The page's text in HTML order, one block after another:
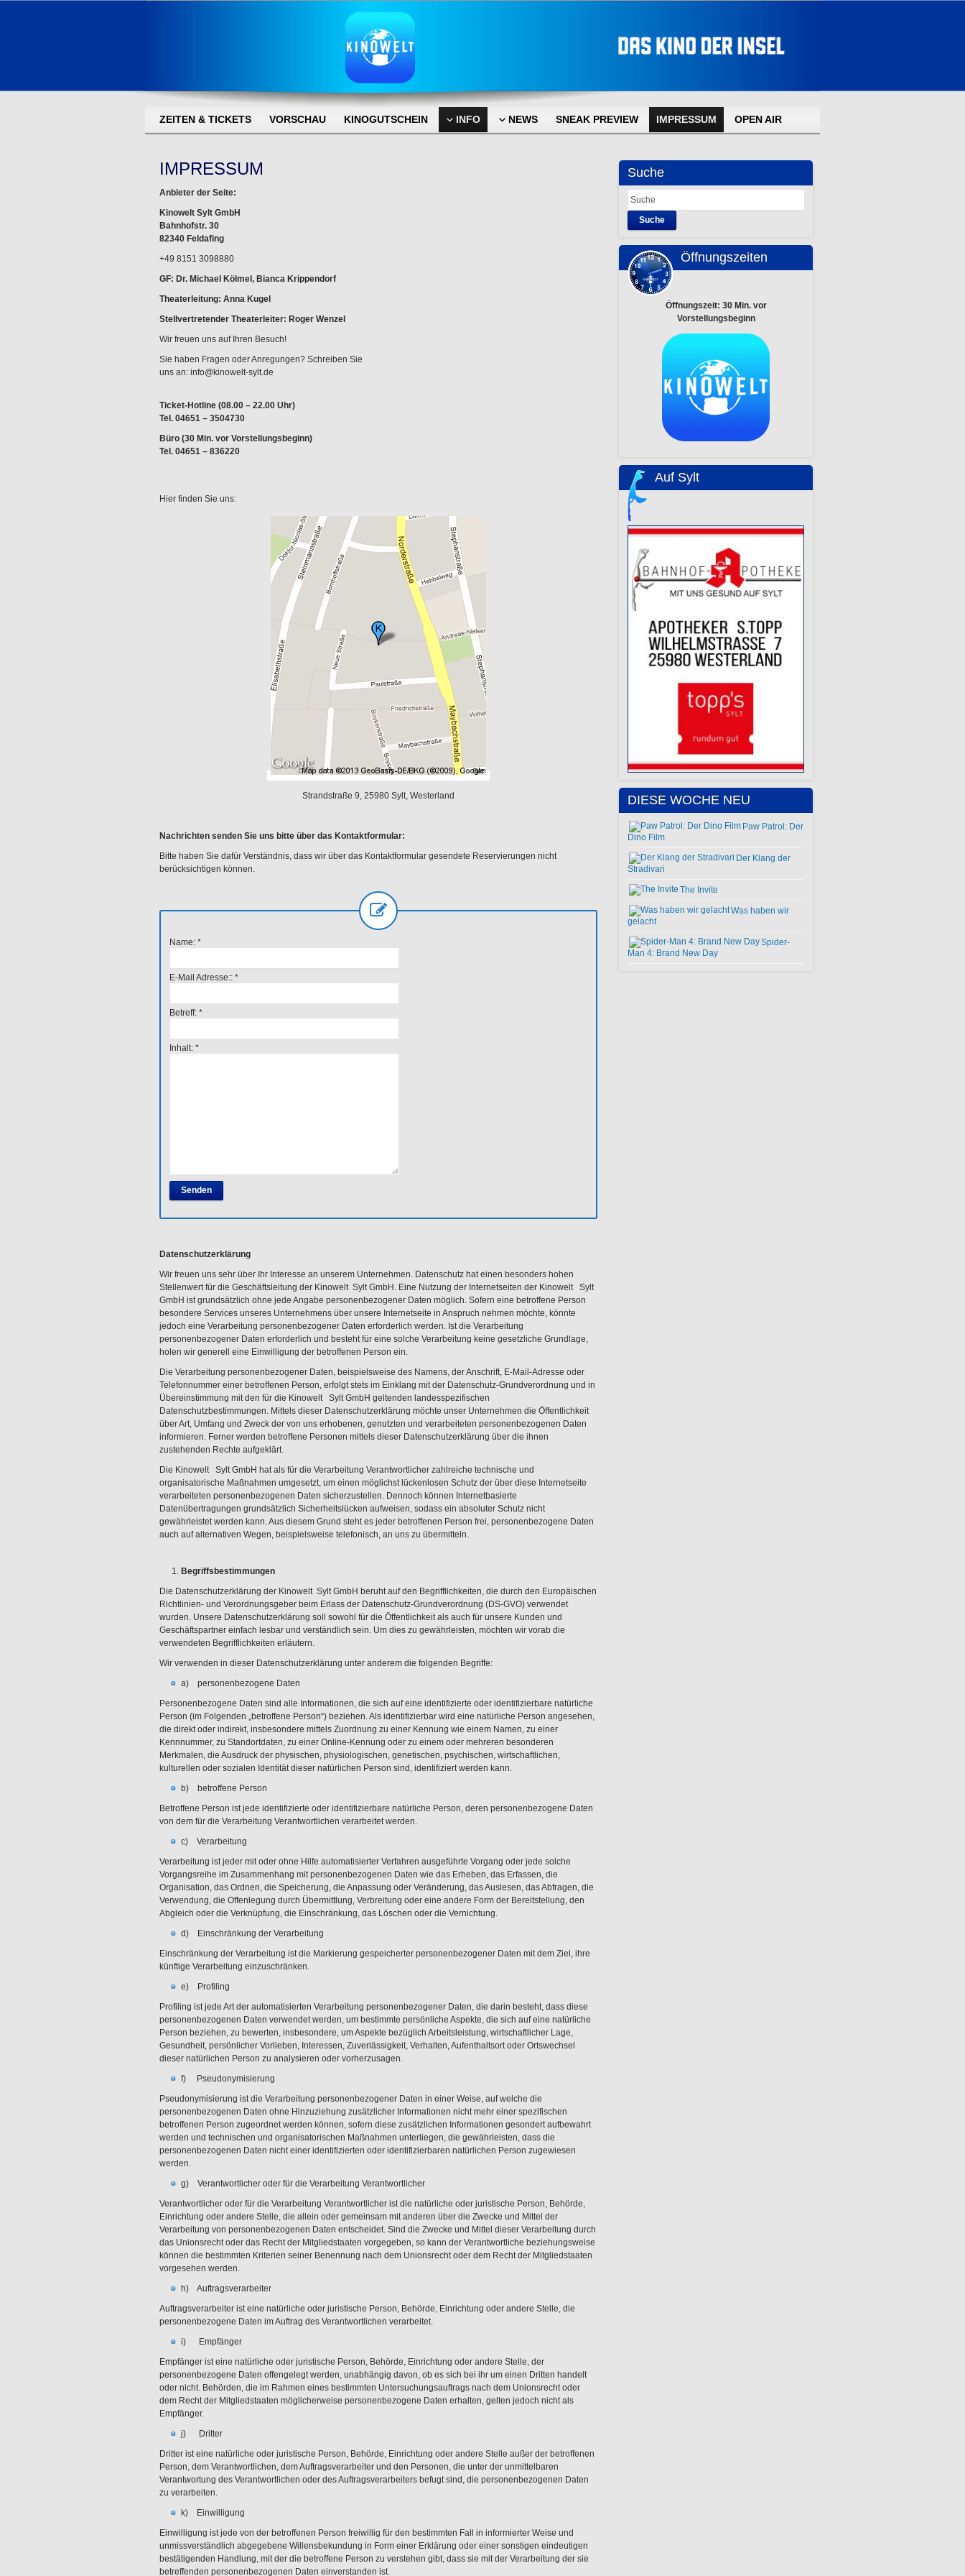
ZEITEN & TICKETS VORSCHAU KINOGUTSCHEIN INFO NEWS SNEAK PREVIEW IMPRESSUM OPEN AIR
IMPRESSUM
Anbieter der Seite:
Kinowelt Sylt GmbH
Bahnhofstr. 30
82340 Feldafing
+49 8151 3098880
GF: Dr. Michael Kölmel, Bianca Krippendorf
Theaterleitung: Anna Kugel
Stellvertretender Theaterleiter: Roger Wenzel
Wir freuen uns auf Ihren Besuch!
Sie haben Fragen oder Anregungen? Schreiben Sie
uns an: info@kinowelt-sylt.de
Ticket-Hotline (08.00 – 22.00 Uhr)
Tel. 04651 – 3504730
Büro (30 Min. vor Vorstellungsbeginn)
Tel. 04651 – 836220
Hier finden Sie uns:
Strandstraße 9, 25980 Sylt, Westerland
Nachrichten senden Sie uns bitte über das Kontaktformular:
Bitte haben Sie dafür Verständnis, dass wir über das Kontaktformular gesendete Reservierungen nicht
berücksichtigen können.
Name: *
E-Mail Adresse:: *
Betreff: *
Inhalt: *
Datenschutzerklärung
Wir freuen uns sehr über Ihr Interesse an unserem Unternehmen. Datenschutz hat einen besonders hohen
Stellenwert für die Geschäftsleitung der Kinowelt Sylt GmbH. Eine Nutzung der Internetseiten der Kinowelt Sylt
GmbH ist grundsätzlich ohne jede Angabe personenbezogener Daten möglich. Sofern eine betroffene Person
besondere Services unseres Unternehmens über unsere Internetseite in Anspruch nehmen möchte, könnte
jedoch eine Verarbeitung personenbezogener Daten erforderlich werden. Ist die Verarbeitung
personenbezogener Daten erforderlich und besteht für eine solche Verarbeitung keine gesetzliche Grundlage,
holen wir generell eine Einwilligung der betroffenen Person ein.
Die Verarbeitung personenbezogener Daten, beispielsweise des Namens, der Anschrift, E-Mail-Adresse oder
Telefonnummer einer betroffenen Person, erfolgt stets im Einklang mit der Datenschutz-Grundverordnung und in
Übereinstimmung mit den für die Kinowelt Sylt GmbH geltenden landesspezifischen
Datenschutzbestimmungen. Mittels dieser Datenschutzerklärung möchte unser Unternehmen die Öffentlichkeit
über Art, Umfang und Zweck der von uns erhobenen, genutzten und verarbeiteten personenbezogenen Daten
informieren. Ferner werden betroffene Personen mittels dieser Datenschutzerklärung über die ihnen
zustehenden Rechte aufgeklärt.
Die Kinowelt Sylt GmbH hat als für die Verarbeitung Verantwortlicher zahlreiche technische und
organisatorische Maßnahmen umgesetzt, um einen möglichst lückenlosen Schutz der über diese Internetseite
verarbeiteten personenbezogenen Daten sicherzustellen. Dennoch können Internetbasierte
Datenübertragungen grundsätzlich Sicherheitslücken aufweisen, sodass ein absoluter Schutz nicht
gewährleistet werden kann. Aus diesem Grund steht es jeder betroffenen Person frei, personenbezogene Daten
auch auf alternativen Wegen, beispielsweise telefonisch, an uns zu übermitteln.
Begriffsbestimmungen
Die Datenschutzerklärung der Kinowelt Sylt GmbH beruht auf den Begrifflichkeiten, die durch den Europäischen
Richtlinien- und Verordnungsgeber beim Erlass der Datenschutz-Grundverordnung (DS-GVO) verwendet
wurden. Unsere Datenschutzerklärung soll sowohl für die Öffentlichkeit als auch für unsere Kunden und
Geschäftspartner einfach lesbar und verständlich sein. Um dies zu gewährleisten, möchten wir vorab die
verwendeten Begrifflichkeiten erläutern.
Wir verwenden in dieser Datenschutzerklärung unter anderem die folgenden Begriffe:
a) personenbezogene Daten
Personenbezogene Daten sind alle Informationen, die sich auf eine identifizierte oder identifizierbare natürliche
Person (im Folgenden „betroffene Person“) beziehen. Als identifizierbar wird eine natürliche Person angesehen,
die direkt oder indirekt, insbesondere mittels Zuordnung zu einer Kennung wie einem Namen, zu einer
Kennnummer, zu Standortdaten, zu einer Online-Kennung oder zu einem oder mehreren besonderen
Merkmalen, die Ausdruck der physischen, physiologischen, genetischen, psychischen, wirtschaftlichen,
kulturellen oder sozialen Identität dieser natürlichen Person sind, identifiziert werden kann.
b) betroffene Person
Betroffene Person ist jede identifizierte oder identifizierbare natürliche Person, deren personenbezogene Daten
von dem für die Verarbeitung Verantwortlichen verarbeitet werden.
c) Verarbeitung
Verarbeitung ist jeder mit oder ohne Hilfe automatisierter Verfahren ausgeführte Vorgang oder jede solche
Vorgangsreihe im Zusammenhang mit personenbezogenen Daten wie das Erheben, das Erfassen, die
Organisation, das Ordnen, die Speicherung, die Anpassung oder Veränderung, das Auslesen, das Abfragen, die
Verwendung, die Offenlegung durch Übermittlung, Verbreitung oder eine andere Form der Bereitstellung, den
Abgleich oder die Verknüpfung, die Einschränkung, das Löschen oder die Vernichtung.
d) Einschränkung der Verarbeitung
Einschränkung der Verarbeitung ist die Markierung gespeicherter personenbezogener Daten mit dem Ziel, ihre
künftige Verarbeitung einzuschränken.
e) Profiling
Profiling ist jede Art der automatisierten Verarbeitung personenbezogener Daten, die darin besteht, dass diese
personenbezogenen Daten verwendet werden, um bestimmte persönliche Aspekte, die sich auf eine natürliche
Person beziehen, zu bewerten, insbesondere, um Aspekte bezüglich Arbeitsleistung, wirtschaftlicher Lage,
Gesundheit, persönlicher Vorlieben, Interessen, Zuverlässigkeit, Verhalten, Aufenthaltsort oder Ortswechsel
dieser natürlichen Person zu analysieren oder vorherzusagen.
f) Pseudonymisierung
Pseudonymisierung ist die Verarbeitung personenbezogener Daten in einer Weise, auf welche die
personenbezogenen Daten ohne Hinzuziehung zusätzlicher Informationen nicht mehr einer spezifischen
betroffenen Person zugeordnet werden können, sofern diese zusätzlichen Informationen gesondert aufbewahrt
werden und technischen und organisatorischen Maßnahmen unterliegen, die gewährleisten, dass die
personenbezogenen Daten nicht einer identifizierten oder identifizierbaren natürlichen Person zugewiesen
werden.
g) Verantwortlicher oder für die Verarbeitung Verantwortlicher
Verantwortlicher oder für die Verarbeitung Verantwortlicher ist die natürliche oder juristische Person, Behörde,
Einrichtung oder andere Stelle, die allein oder gemeinsam mit anderen über die Zwecke und Mittel der
Verarbeitung von personenbezogenen Daten entscheidet. Sind die Zwecke und Mittel dieser Verarbeitung durch
das Unionsrecht oder das Recht der Mitgliedstaaten vorgegeben, so kann der Verantwortliche beziehungsweise
können die bestimmten Kriterien seiner Benennung nach dem Unionsrecht oder dem Recht der Mitgliedstaaten
vorgesehen werden.
h) Auftragsverarbeiter
Auftragsverarbeiter ist eine natürliche oder juristische Person, Behörde, Einrichtung oder andere Stelle, die
personenbezogene Daten im Auftrag des Verantwortlichen verarbeitet.
i) Empfänger
Empfänger ist eine natürliche oder juristische Person, Behörde, Einrichtung oder andere Stelle, der
personenbezogene Daten offengelegt werden, unabhängig davon, ob es sich bei ihr um einen Dritten handelt
oder nicht. Behörden, die im Rahmen eines bestimmten Untersuchungsauftrags nach dem Unionsrecht oder
dem Recht der Mitgliedstaaten möglicherweise personenbezogene Daten erhalten, gelten jedoch nicht als
Empfänger.
j) Dritter
Dritter ist eine natürliche oder juristische Person, Behörde, Einrichtung oder andere Stelle außer der betroffenen
Person, dem Verantwortlichen, dem Auftragsverarbeiter und den Personen, die unter der unmittelbaren
Verantwortung des Verantwortlichen oder des Auftragsverarbeiters befugt sind, die personenbezogenen Daten
zu verarbeiten.
k) Einwilligung
Einwilligung ist jede von der betroffenen Person freiwillig für den bestimmten Fall in informierter Weise und
unmissverständlich abgegebene Willensbekundung in Form einer Erklärung oder einer sonstigen eindeutigen
bestätigenden Handlung, mit der die betroffene Person zu verstehen gibt, dass sie mit der Verarbeitung der sie
betreffenden personenbezogenen Daten einverstanden ist.
Suche
Suche
Öffnungszeiten
Öffnungszeit: 30 Min. vor
Vorstellungsbeginn
Auf Sylt
DIESE WOCHE NEU
Paw Patrol: Der
Dino Film
Der Klang der
Stradivari
The Invite
Was haben wir
gelacht
Spider-
Man 4: Brand New Day